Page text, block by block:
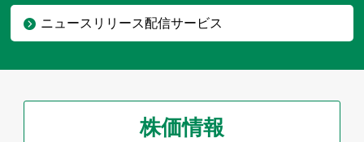
ニュースリリース配信サービス
株価情報